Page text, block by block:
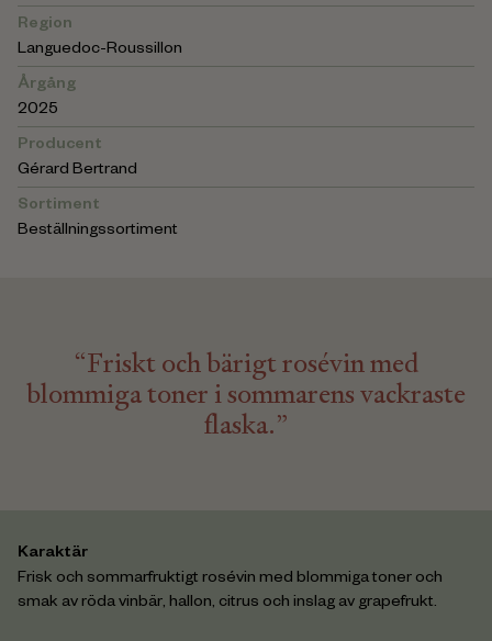
Region
Languedoc-Roussillon
Årgång
2025
Producent
Gérard Bertrand
Sortiment
Beställningssortiment
“Friskt och bärigt rosévin med
blommiga toner i sommarens vackraste
flaska.”
Karaktär
Frisk och sommarfruktigt rosévin med blommiga toner och
smak av röda vinbär, hallon, citrus och inslag av grapefrukt.